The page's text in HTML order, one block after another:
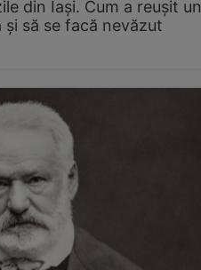
din Iași. Cum a reușit un
să se facă nevăzut